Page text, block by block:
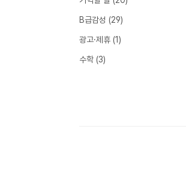
B급감성 (29)
광고·제휴 (1)
수학 (3)